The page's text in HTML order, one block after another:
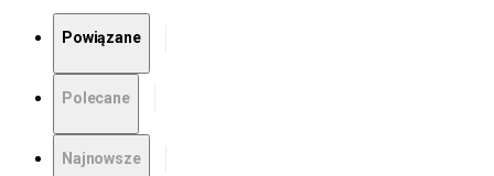
Powiązane
Polecane
Najnowsze